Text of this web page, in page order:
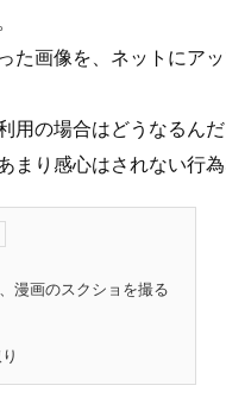
た画像を、ネットにア
の場合はどうなるんだ
まり感心はされない行為
漫画のスクショを撮る